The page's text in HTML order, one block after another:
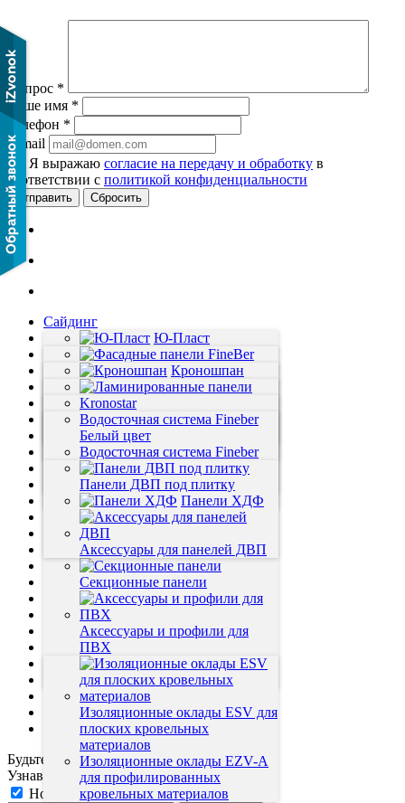
Вопрос *
Ваше имя *
Телефон *
E-mail
Я выражаю согласие на передачу и обработку в
соответствии с политикой конфиденциальности
Сбросить
Сайдинг
Ю-Пласт
FineBer
ЕК
Grand Line
VOX vilo
Дачный
Софиты Технониколь
Софиты ЕК
Фасадные панели
Фасадные панели FineBer
Фасадные панели Ю-Пласт
Фасадные панели Т-Сайдинг
Ламинат
Кроношпан
Viva Floor
Novita-Пол
GreenWald
Аксессуары к ламинату
Панели ПВХ
Ламинированные панели
Панели
FineBer
Панели Panda
Панели Novita-Light
Цветные
панели
Белые панели
фризом
Секционные панели
Аксессуары и профили для
ПВХ
Декорированные Реечные
Панели
Панели МДФ
Kronostar
Экология
Stella
Wand der Welt Убертюре Favorit
Скобы крепежные для МДФ
Absolut
Водосточная система
Водосточная система Fineber
Белый цвет
Водосточная система Fineber
Коричневый цвет
Водосточная система Fineber
Графитовый цвет
Пластиковые уголки
Сэндвич панели
Панели ДВП
Панели ДВП под плитку
Панели ХДФ
Аксессуары для панелей ДВП
Кухонные фартуки
Напольный плинтус
Потолки подвесные
Террасная доска
Саморезы
Монтажная пена
Утеплитель EUROIZOL
Линолеум Ютекс
Линолиум Идеал
Теплоизоляция
Чердачные лестницы
Мансардные окна
Изоляционные оклады ESV для
плоских кровельных
материалов
Изоляционные оклады EZV-A
для профилированных
кровельных материалов
"Эксклюзив" Термолак ПВХ
Двери
Линолеум IVC
Кварцвинил
Гибкий Мрамор
Будьте всегда в курсе!
Узнавайте о скидках и акциях первым
Новости магазина